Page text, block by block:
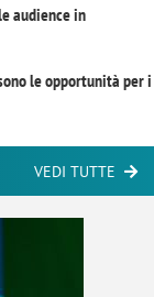
audience in
le opportunità per i
VEDI TUTTE